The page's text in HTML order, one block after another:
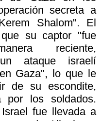
secreta a
Shalom". El
su captor "fue
reciente,
ataque israelí
Gaza", lo que le
de su escondite,
por los soldados.
fue llevada a